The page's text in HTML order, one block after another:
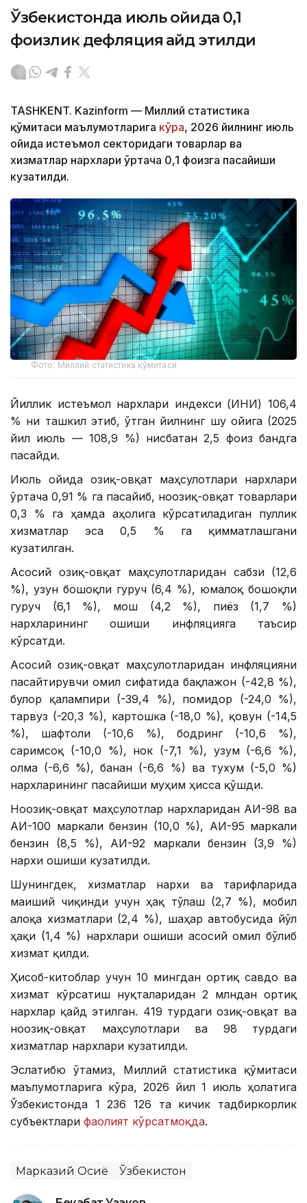
Ўзбекистонда июль ойида 0,1
фоизлик дефляция қайд этилди
TASHKENT. Kazinform — Миллий статистика
қўмитаси маълумотларига кўра, 2026 йилнинг июль
ойида истеъмол секторидаги товарлар ва
хизматлар нархлари ўртача 0,1 фоизга пасайиши
кузатилди.
Фото: Миллий статистика қўмитаси
Йиллик истеъмол нархлари индекси (ИНИ) 106,4
% ни ташкил этиб, ўтган йилнинг шу ойига (2025
йил июль — 108,9 %) нисбатан 2,5 фоиз бандга
пасайди.
Июль ойида озиқ-овқат маҳсулотлари нархлари
ўртача 0,91 % га пасайиб, ноозиқ-овқат товарлари
0,3 % га ҳамда аҳолига кўрсатиладиган пуллик
хизматлар эса 0,5 % га қимматлашгани
кузатилган.
Асосий озиқ-овқат маҳсулотларидан сабзи (12,6
%), узун бошоқли гуруч (6,4 %), юмалоқ бошоқли
гуруч (6,1 %), мош (4,2 %), пиёз (1,7 %)
нархларининг ошиши инфляцияга таъсир
кўрсатди.
Асосий озиқ-овқат маҳсулотларидан инфляцияни
пасайтирувчи омил сифатида бақлажон (-42,8 %),
булғор қалампири (-39,4 %), помидор (-24,0 %),
тарвуз (-20,3 %), картошка (-18,0 %), қовун (-14,5
%), шафтоли (-10,6 %), бодринг (-10,6 %),
саримсоқ (-10,0 %), нок (-7,1 %), узум (-6,6 %),
олма (-6,6 %), банан (-6,6 %) ва тухум (-5,0 %)
нархларининг пасайиши муҳим ҳисса қўшди.
Ноозиқ-овқат маҳсулотлар нархларидан АИ-98 ва
АИ-100 маркали бензин (10,0 %), АИ-95 маркали
бензин (8,5 %), АИ-92 маркали бензин (3,9 %)
нархи ошиши кузатилди.
Шунингдек, хизматлар нархи ва тарифларида
маиший чиқинди учун ҳақ тўлаш (2,7 %), мобил
алоқа хизматлари (2,4 %), шаҳар автобусида йўл
ҳақи (1,4 %) нархлари ошиши асосий омил бўлиб
хизмат қилди.
Ҳисоб-китоблар учун 10 мингдан ортиқ савдо ва
хизмат кўрсатиш нуқталаридан 2 млндан ортиқ
нархлар қайд этилган. 419 турдаги озиқ-овқат ва
ноозиқ-овқат маҳсулотлари ва 98 турдаги
хизматлар нархлари кузатилди.
Эслатибю ўтамиз, Миллий статистика қўмитаси
маълумотларига кўра, 2026 йил 1 июль ҳолатига
Ўзбекистонда 1 236 126 та кичик тадбиркорлик
субъектлари фаолият кўрсатмоқда.
Марказий Осиё Ўзбекистон